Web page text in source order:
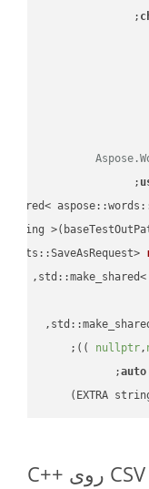
nullptr,
))
;
auto
تبدیل ساده CSV Files to DOCM روی C++